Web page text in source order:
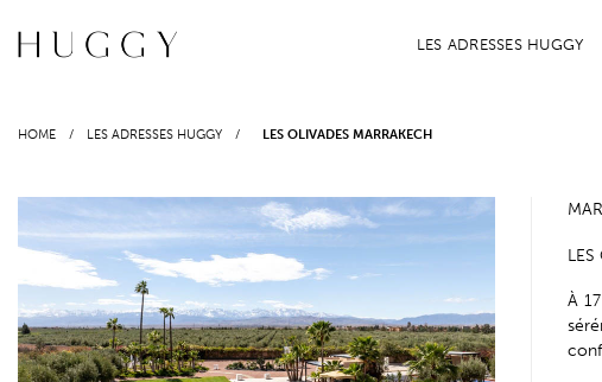
contenu
LES ADRESSES HUGGY
HOME / LES ADRESSES HUGGY / LES OLIVADES MARRAKECH
LES
À